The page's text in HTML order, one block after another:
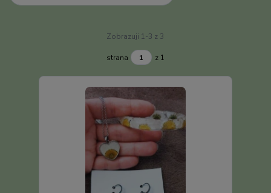
Zobrazuji 1-3 z 3
strana z 1